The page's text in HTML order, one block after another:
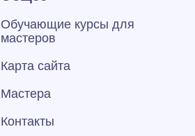
Обучающие курсы для
мастеров
Карта сайта
Мастера
Контакты